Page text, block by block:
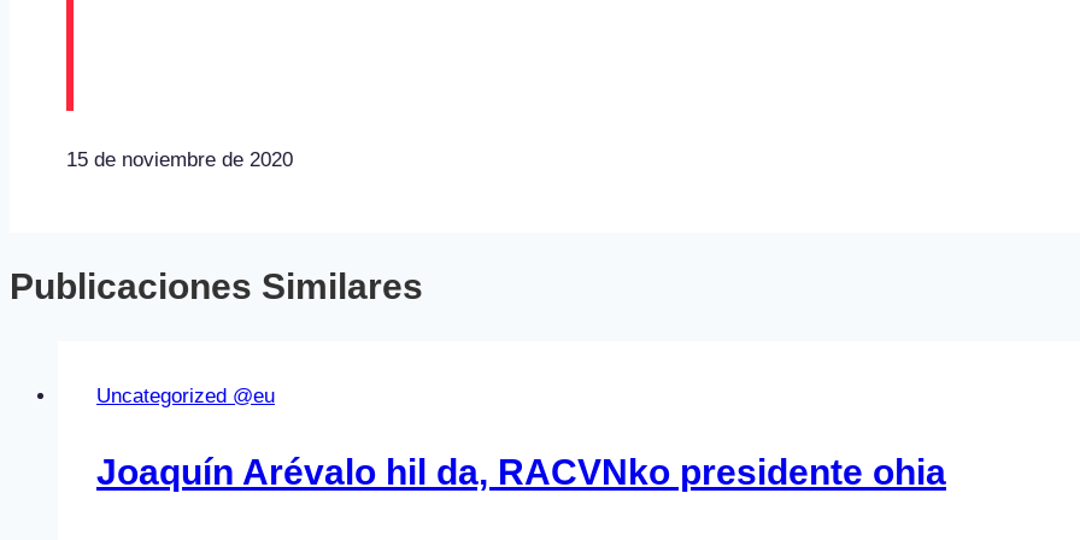
15 de noviembre de 2020
Publicaciones Similares
Uncategorized @eu
Joaquín Arévalo hil da, RACVNko presidente ohia